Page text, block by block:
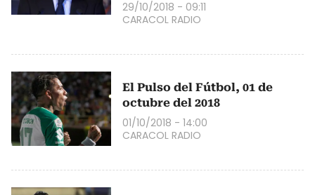
29/10/2018 - 09:11
CARACOL RADIO
El Pulso del Fútbol, 01 de
octubre del 2018
01/10/2018 - 14:00
CARACOL RADIO